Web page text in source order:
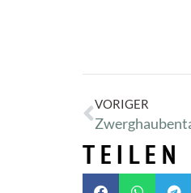
VORIGER
TEILEN